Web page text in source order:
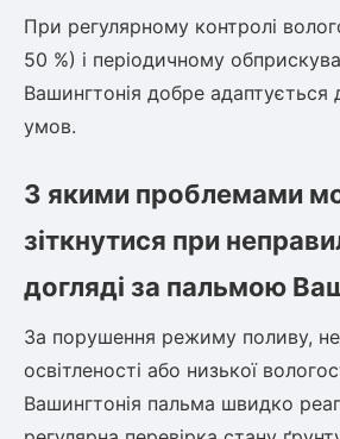
При регулярному контролі
50 %) і періодичному
Вашингтонія добре адаптується
умов.
З якими проблемами
зіткнутися при
догляді за пальмою
За порушення режиму поливу,
освітленості або низької
Вашингтонія пальма швидко